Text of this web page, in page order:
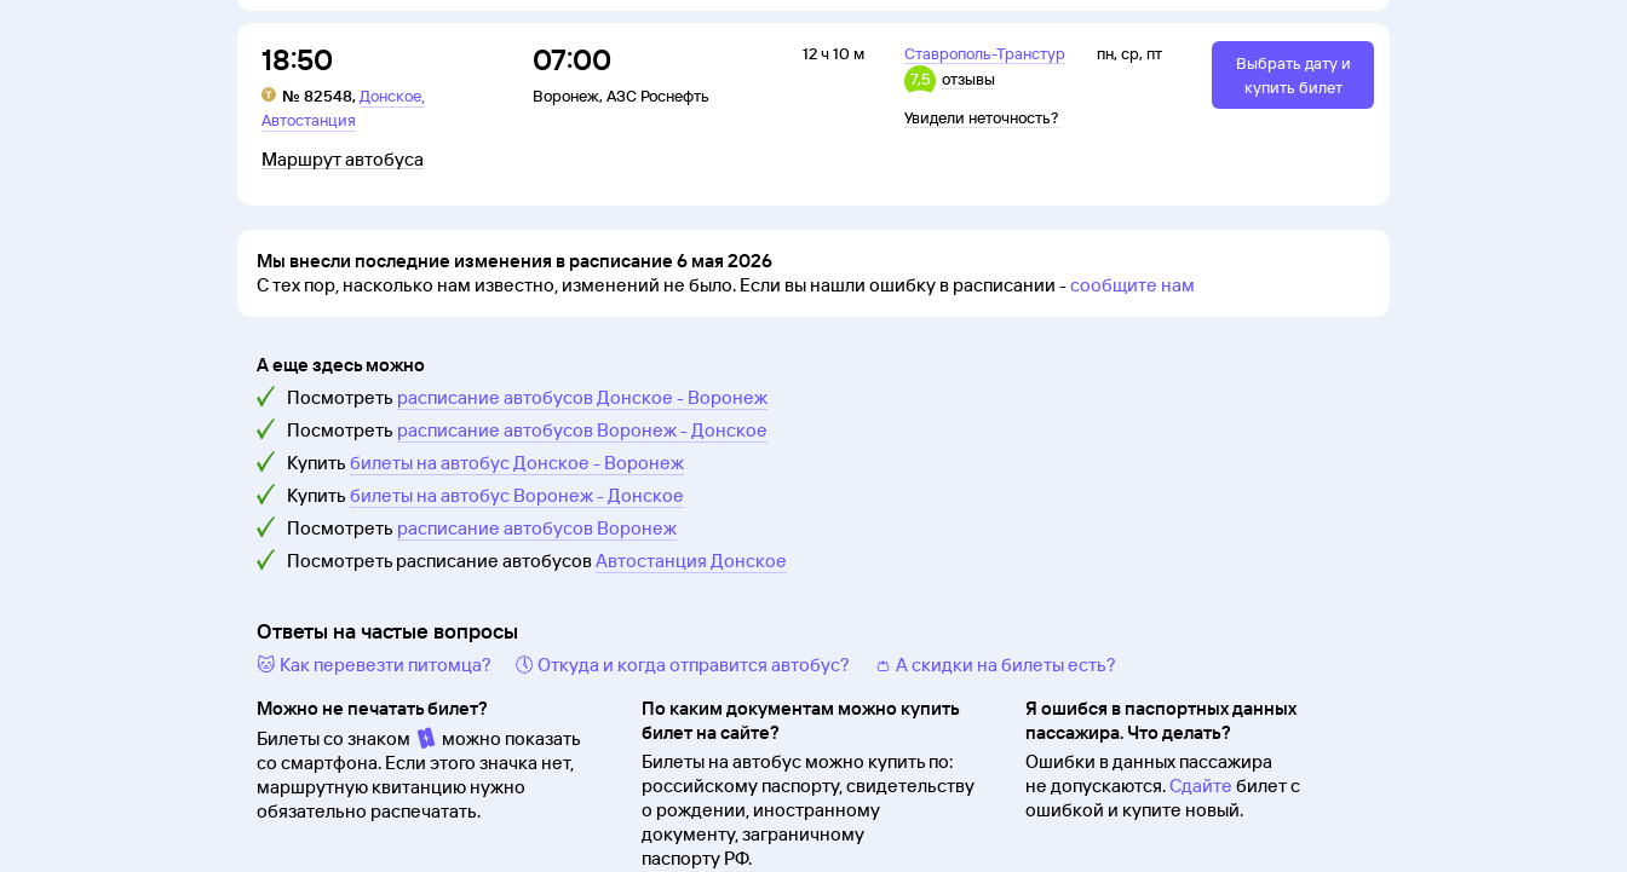
18:50
№ 82548, Донское,
Автостанция
07:00
Воронеж, АЗС Роснефть
12 ч 10 м
Ставрополь-Транстур
7,5
отзывы
Увидели неточность?
пн, ср, пт
Маршрут автобуса
Выбрать дату и
купить билет
Мы внесли последние изменения в расписание 6 мая 2026
С тех пор, насколько нам известно, изменений не было. Если вы нашли ошибку в расписании -сообщите нам
А еще здесь можно
Посмотреть расписание автобусов Донское - Воронеж
Посмотреть расписание автобусов Воронеж - Донское
Купить билеты на автобус Донское - Воронеж
Купить билеты на автобус Воронеж - Донское
Посмотреть расписание автобусов Воронеж
Посмотреть расписание автобусовАвтостанция Донское
Ответы на частые вопросы
🐱 Как перевезти питомца? 🕔 Откуда и когда отправится автобус?
👛 А скидки на билеты есть?
Можно не печатать билет?
Билеты со знаком
можно показать
со смартфона. Если этого значка нет,
маршрутную квитанцию нужно
обязательно распечатать.
По каким документам можно купить
билет на сайте?
Билеты на автобус можно купить по:
российскому паспорту, свидетельству
о рождении, иностранному
документу, заграничному
паспорту РФ.
Я ошибся в паспортных данных
пассажира. Что делать?
Ошибки в данных пассажира
не допускаются.Сдайте билет с
ошибкой и купите новый.